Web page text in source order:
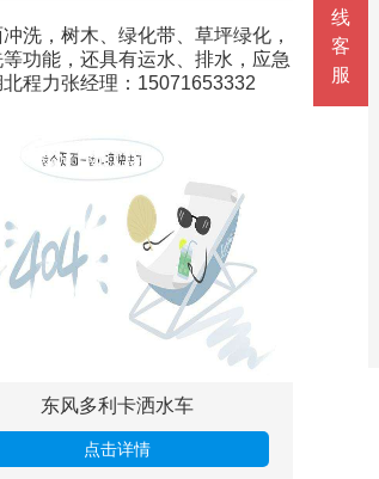
洗，树木、绿化带、草坪绿化，
功能，还具有运水、排水，应急
程力张经理：15071653332
东风多利卡洒水车
点击详情
线
客
服